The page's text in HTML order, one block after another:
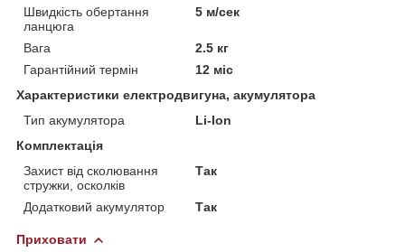
Швидкість обертання
ланцюга
5 м/сек
Вага
2.5 кг
Гарантійний термін
12 міс
Характеристики електродвигуна, акумулятора
Тип акумулятора
Li-Ion
Комплектація
Захист від сколювання
стружки, осколків
Так
Додатковий акумулятор Так
Приховати